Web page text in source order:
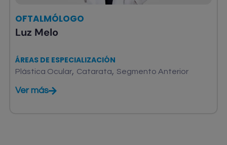
OFTALMÓLOGO
Luz Melo
ÁREAS DE ESPECIALIZACIÓN
Plástica Ocular, Catarata, Segmento Anterior
Ver más